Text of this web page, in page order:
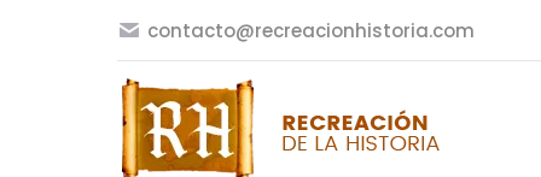
contacto@recreacionhistoria.com